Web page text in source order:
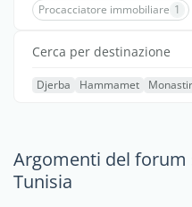
Procacciatore immobiliare 1
Cerca per destinazione
Djerba Hammamet Monastir
Argomenti del forum
Tunisia